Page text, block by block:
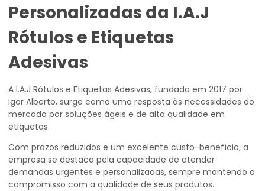
Personalizadas da I.A.J
Rótulos e Etiquetas
Adesivas
A I.A.J Rótulos e Etiquetas Adesivas, fundada em 2017 por
Igor Alberto, surge como uma resposta às necessidades do
mercado por soluções ágeis e de alta qualidade em
etiquetas.
Com prazos reduzidos e um excelente custo-benefício, a
empresa se destaca pela capacidade de atender
demandas urgentes e personalizadas, sempre mantendo o
compromisso com a qualidade de seus produtos.